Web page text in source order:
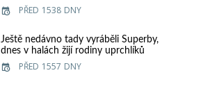
PŘED 1538 DNY
Ještě nedávno tady vyráběli Superby,
dnes v halách žijí rodiny uprchlíků
PŘED 1557 DNY